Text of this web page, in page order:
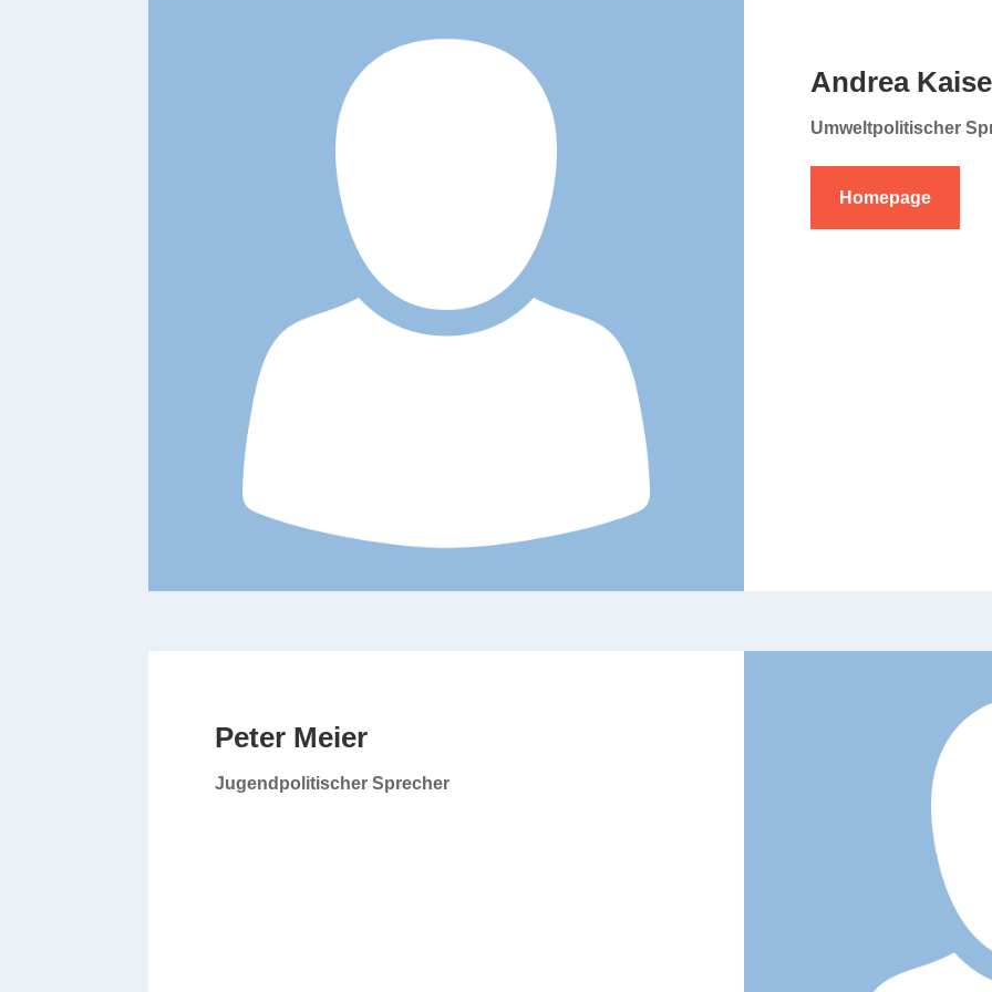
Andrea
Umweltpolitischer
Homepage
Peter Meier
Jugendpolitischer Sprecher